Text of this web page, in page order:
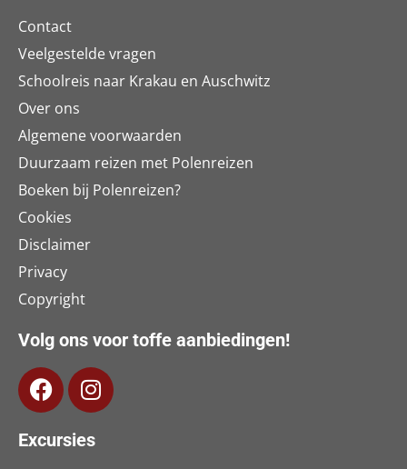
Contact
Veelgestelde vragen
Schoolreis naar Krakau en Auschwitz
Over ons
Algemene voorwaarden
Duurzaam reizen met Polenreizen
Boeken bij Polenreizen?
Cookies
Disclaimer
Privacy
Copyright
Volg ons voor toffe aanbiedingen!
Excursies